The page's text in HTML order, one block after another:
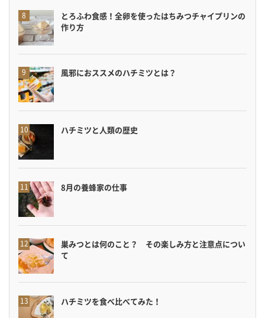
とろふわ食感！全卵を使ったはちみつチャイプリンの
作り方
風邪におススメのハチミツとは？
ハチミツと人類の歴史
8月の養蜂家の仕事
巣みつとは何のこと？ その楽しみ方と注意点につい
て
ハチミツを食べ比べてみた！